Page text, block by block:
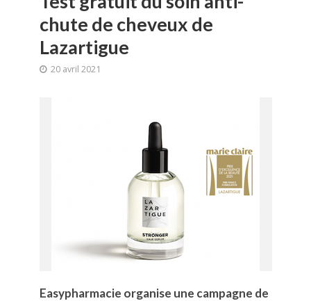
chute de cheveux de
Lazartigue
20 avril 2021
Easypharmacie organise une campagne de